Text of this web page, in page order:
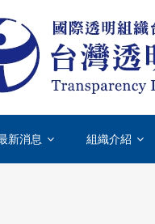
新消息 組織介紹